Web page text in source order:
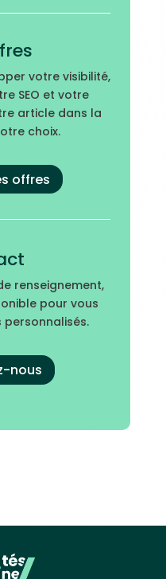
votre visibilité,
SEO et votre
article dans la
choix.
offres
renseignement,
pour vous
nous